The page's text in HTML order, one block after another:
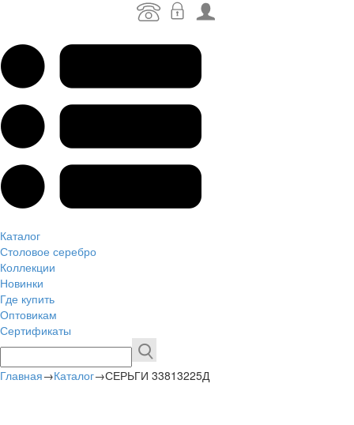
Каталог
Столовое серебро
Коллекции
Новинки
Где купить
Оптовикам
Сертификаты
Главная→Каталог→СЕРЬГИ 33813225Д